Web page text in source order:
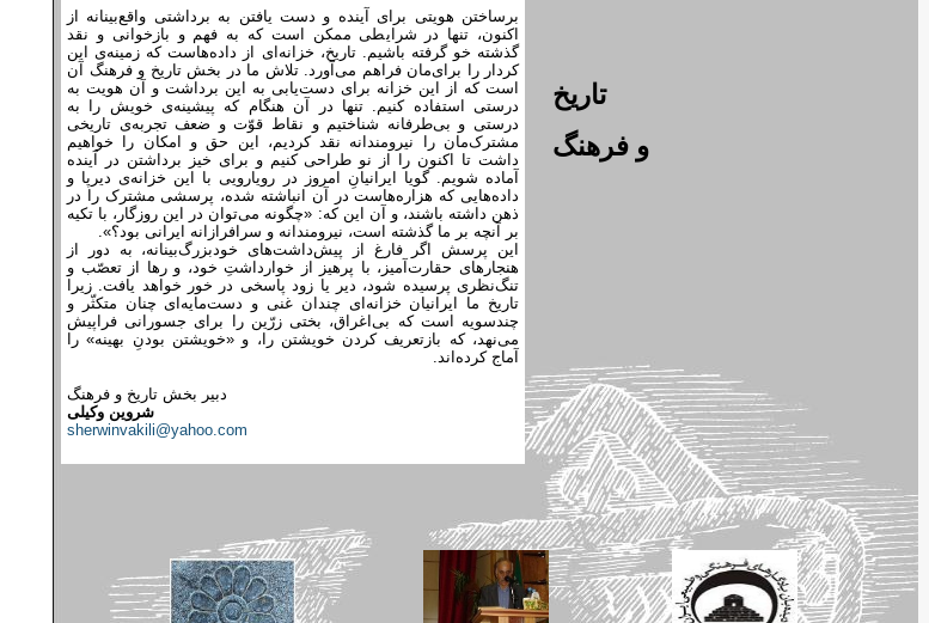
تاریخ
و فرهنگ
برساختن هویتی برای آینده و دست یافتن به برداشتی واقع‌بینانه از
اکنون، تنها در شرایطی ممکن است که به فهم و بازخوانی و نقد
گذشته خو گرفته باشیم. تاریخ، خزانه‌ای از داده‌هاست که زمینه‌ی این
کردار را برای‌مان فراهم می‌آورد. تلاش ما در بخش تاریخ و فرهنگ آن
است که از این خزانه برای دست‌یابی به این برداشت و آن هویت به
درستی استفاده کنیم. تنها در آن هنگام که پیشینه‌ی خویش را به
درستی و بی‌طرفانه شناختیم و نقاط قوّت و ضعف تجربه‌ی تاریخی
مشترک‌مان را نیرومندانه نقد کردیم، این حق و امکان را خواهیم
داشت تا اکنون را از نو طراحی کنیم و برای خیز برداشتن در آینده
آماده شویم. گویا ایرانیانِ امروز در رویارویی با این خزانه‌ی دیرپا و
داده‌هایی که هزاره‌هاست در آن انباشته شده، پرسشی مشترک را در
ذهن داشته باشند، و آن این که: «چگونه می‌توان در این روزگار، با تکیه
بر آنچه بر ما گذشته است، نیرومندانه و سرافرازانه ایرانی بود؟».
این پرسش اگر فارغ از پیش‌داشت‌های خودبزرگ‌بینانه، به دور از
هنجارهای حقارت‌آمیز، با پرهیز از خوارداشتِ خود، و رها از تعصّب و
تنگ‌نظری پرسیده شود، دیر یا زود پاسخی در خور خواهد یافت. زیرا
تاریخ ما ایرانیان خزانه‌ای چندان غنی و دست‌مایه‌ای چنان متکثّر و
چندسویه ‌است که بی‌اغراق، بختی زرّین را برای جسورانی فراپیش
می‌نهد، که بازتعریف کردن خویشتن را، و «خویشتن بودنِ بهینه» را
آماج کرده‌اند.
دبیر بخش تاریخ و فرهنگ
شروین وکیلی
sherwinvakili@yahoo.com